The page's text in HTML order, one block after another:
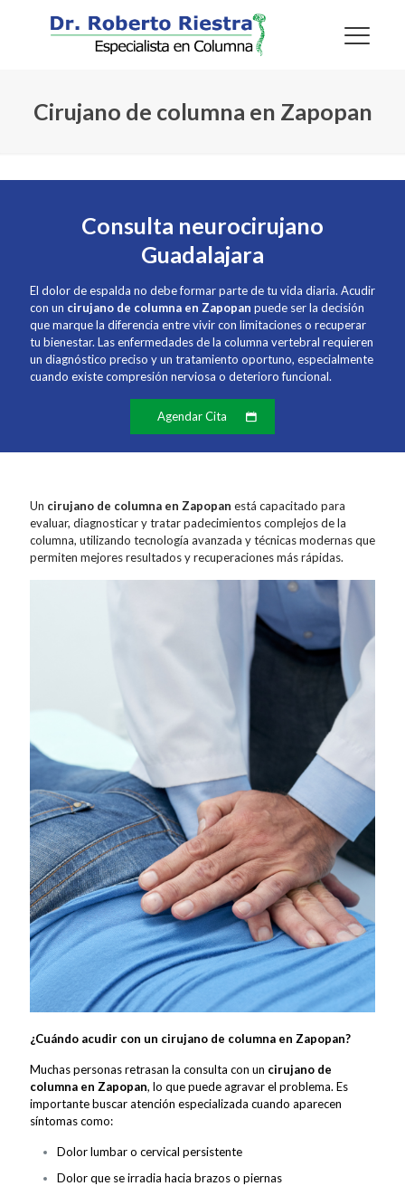
Cirujano de columna en Zapopan
Consulta neurocirujano
Guadalajara
El dolor de espalda no debe formar parte de tu vida diaria. Acudir
con un cirujano de columna en Zapopan puede ser la decisión
que marque la diferencia entre vivir con limitaciones o recuperar
tu bienestar. Las enfermedades de la columna vertebral requieren
un diagnóstico preciso y un tratamiento oportuno, especialmente
cuando existe compresión nerviosa o deterioro funcional.
Agendar Cita
Un cirujano de columna en Zapopan está capacitado para
evaluar, diagnosticar y tratar padecimientos complejos de la
columna, utilizando tecnología avanzada y técnicas modernas que
permiten mejores resultados y recuperaciones más rápidas.
¿Cuándo acudir con un cirujano de columna en Zapopan?
Muchas personas retrasan la consulta con un cirujano de
columna en Zapopan, lo que puede agravar el problema. Es
importante buscar atención especializada cuando aparecen
síntomas como:
Dolor lumbar o cervical persistente
Dolor que se irradia hacia brazos o piernas